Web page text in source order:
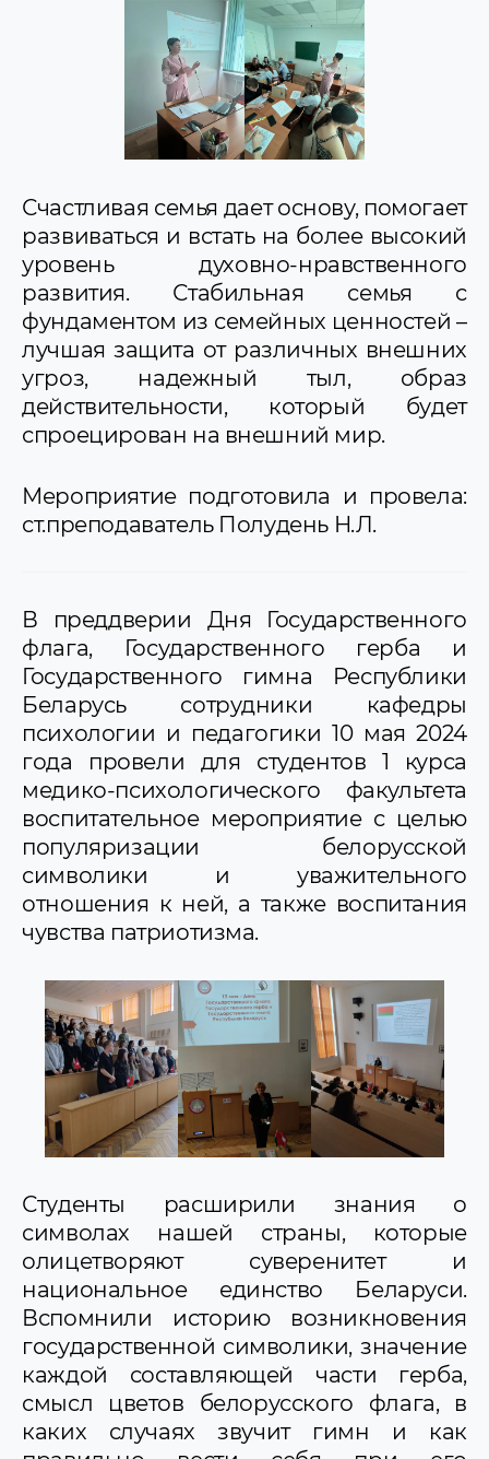
Счастливая семья дает основу, помогает
развиваться и встать на более высокий
уровень духовно-нравственного
развития. Стабильная семья с
фундаментом из семейных ценностей –
лучшая защита от различных внешних
угроз, надежный тыл, образ
действительности, который будет
спроецирован на внешний мир.
Мероприятие подготовила и провела:
ст.преподаватель Полудень Н.Л.
В преддверии Дня Государственного
флага, Государственного герба и
Государственного гимна Республики
Беларусь сотрудники кафедры
психологии и педагогики 10 мая 2024
года провели для студентов 1 курса
медико-психологического факультета
воспитательное мероприятие с целью
популяризации белорусской
символики и уважительного
отношения к ней, а также воспитания
чувства патриотизма.
Студенты расширили знания о
символах нашей страны, которые
олицетворяют суверенитет и
национальное единство Беларуси.
Вспомнили историю возникновения
государственной символики, значение
каждой составляющей части герба,
смысл цветов белорусского флага, в
каких случаях звучит гимн и как